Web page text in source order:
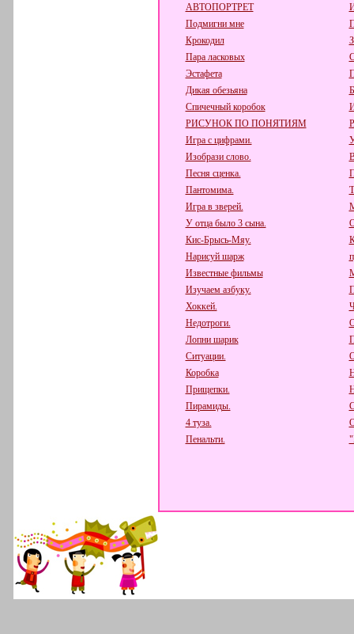
АВТОПОРТРЕТ
Подмигни мне
Крокодил
Пара ласковых
Эстафета
Дикая обезьяна
Спичечный коробок
РИСУНОК ПО ПОНЯТИЯМ
Игра с цифрами.
Изобрази слово.
Песня сценка.
Пантомима.
Игра в зверей.
У отца было 3 сына.
Кис-Брысь-Мяу.
Нарисуй шарж
Известные фильмы
Изучаем азбуку.
Хоккей.
Недотроги.
Лопни шарик
Ситуации.
Коробка
Прищепки.
Пирамиды.
4 туза.
Пенальти.